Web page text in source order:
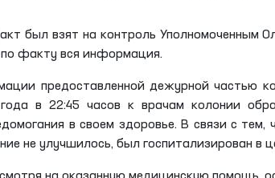
был взят на контроль Уполномоченным
по факту вся информация.
предоставленной дежурной частью
в 22:45 часов к врачам колонии
в своем здоровье. В связи с
не улучшилось, был госпитализирован